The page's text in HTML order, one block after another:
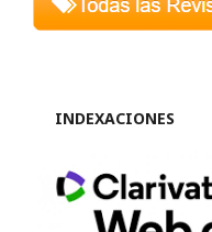
INDEXACIONES